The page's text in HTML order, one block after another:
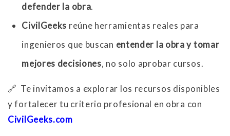
defender la obra.
CivilGeeks reúne herramientas reales para
ingenieros que buscan entender la obra y tomar
mejores decisiones, no solo aprobar cursos.
🔗 Te invitamos a explorar los recursos disponibles
y fortalecer tu criterio profesional en obra con
CivilGeeks.com